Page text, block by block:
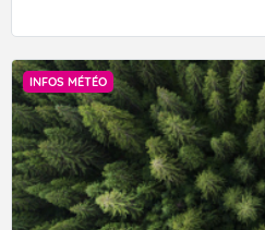
INFOS MÉTÉO